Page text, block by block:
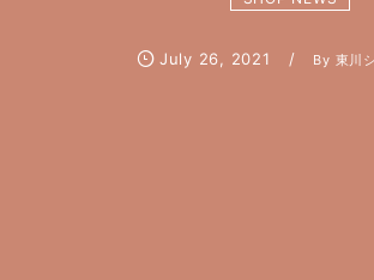
July 26 2021 By 東川